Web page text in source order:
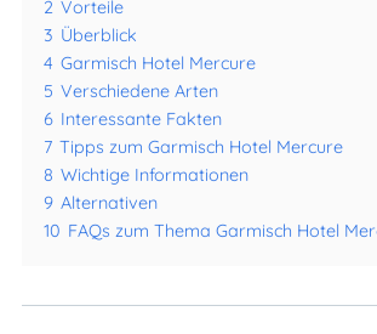
2 Vorteile
3 Überblick
4 Garmisch Hotel Mercure
5 Verschiedene Arten
6 Interessante Fakten
7 Tipps zum Garmisch Hotel Mercure
8 Wichtige Informationen
9 Alternativen
10 FAQs zum Thema Garmisch Hotel